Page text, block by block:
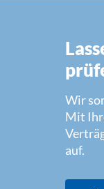
Wir
Mit
auf.